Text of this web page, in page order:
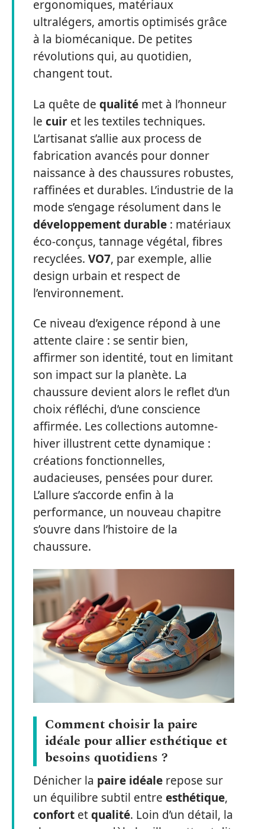
ergonomiques, matériaux
ultralégers, amortis optimisés grâce
à la biomécanique. De petites
révolutions qui, au quotidien,
changent tout.
La quête de qualité met à l’honneur
le cuir et les textiles techniques.
L’artisanat s’allie aux process de
fabrication avancés pour donner
naissance à des chaussures robustes,
raffinées et durables. L’industrie de la
mode s’engage résolument dans le
développement durable : matériaux
éco-conçus, tannage végétal, fibres
recyclées. VO7, par exemple, allie
design urbain et respect de
l’environnement.
Ce niveau d’exigence répond à une
attente claire : se sentir bien,
affirmer son identité, tout en limitant
son impact sur la planète. La
chaussure devient alors le reflet d’un
choix réfléchi, d’une conscience
affirmée. Les collections automne-
hiver illustrent cette dynamique :
créations fonctionnelles,
audacieuses, pensées pour durer.
L’allure s’accorde enfin à la
performance, un nouveau chapitre
s’ouvre dans l’histoire de la
chaussure.
Comment choisir la paire
idéale pour allier esthétique et
besoins quotidiens ?
Dénicher la paire idéale repose sur
un équilibre subtil entre esthétique,
confort etqualité. Loin d’un détail, la